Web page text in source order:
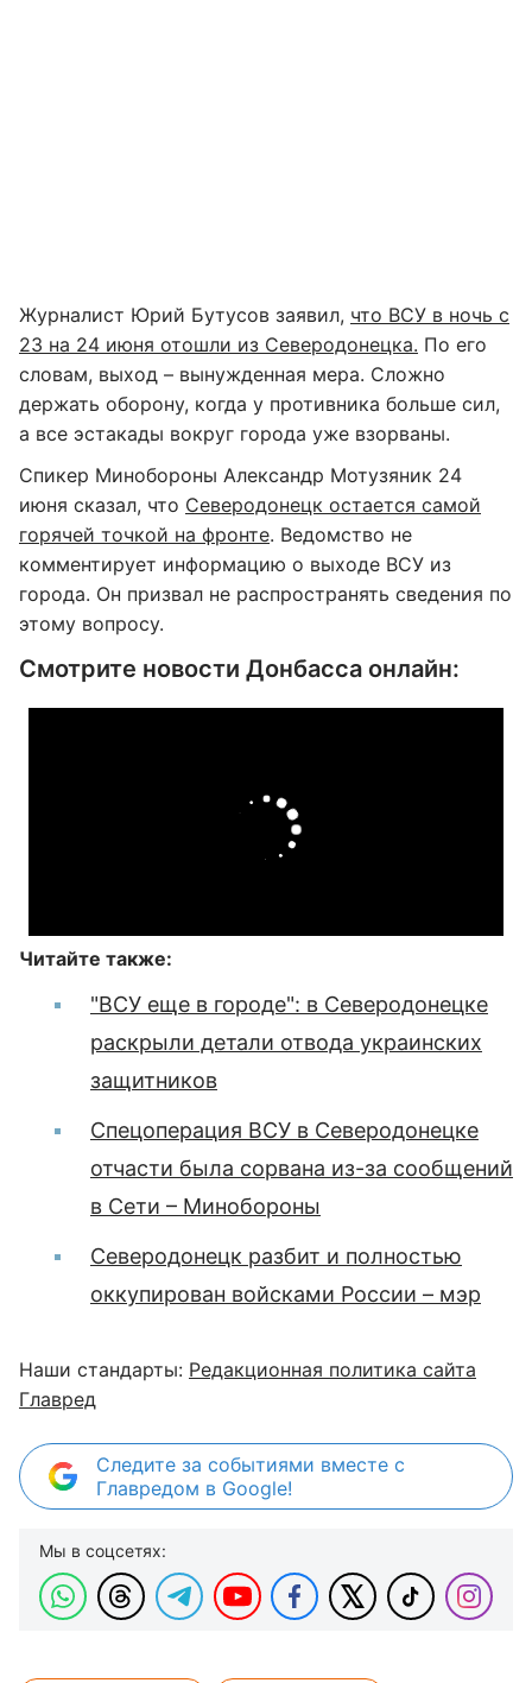
Журналист Юрий Бутусов заявил, что ВСУ в ночь с
23 на 24 июня отошли из Северодонецка. По его
словам, выход – вынужденная мера. Сложно
держать оборону, когда у противника больше сил,
а все эстакады вокруг города уже взорваны.
Спикер Минобороны Александр Мотузяник 24
июня сказал, что Северодонецк остается самой
горячей точкой на фронте. Ведомство не
комментирует информацию о выходе ВСУ из
города. Он призвал не распространять сведения по
этому вопросу.
Смотрите новости Донбасса онлайн:
Читайте также:
"ВСУ еще в городе": в Северодонецке
раскрыли детали отвода украинских
защитников
Спецоперация ВСУ в Северодонецке
отчасти была сорвана из-за сообщений
в Сети – Минобороны
Северодонецк разбит и полностью
оккупирован войсками России – мэр
Наши стандарты: Редакционная политика сайта
Главред
Следите за событиями вместе с
Главредом в Google!
Мы в соцсетях: